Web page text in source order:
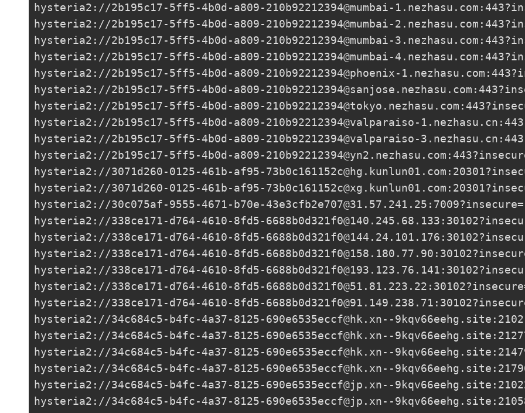
hysteria2://2b195c17-5ff5-4b0d-a809-210b92212394@mumbai-1.nezhasu.com
hysteria2://2b195c17-5ff5-4b0d-a809-210b92212394@mumbai-2.nezhasu.com
hysteria2://2b195c17-5ff5-4b0d-a809-210b92212394@mumbai-3.nezhasu.com
hysteria2://2b195c17-5ff5-4b0d-a809-210b92212394@mumbai-4.nezhasu.com
hysteria2://2b195c17-5ff5-4b0d-a809-210b92212394@phoenix-1.nezhasu.com
hysteria2://2b195c17-5ff5-4b0d-a809-210b92212394@sanjose.nezhasu.com
hysteria2://2b195c17-5ff5-4b0d-a809-210b92212394@tokyo.nezhasu.com
hysteria2://2b195c17-5ff5-4b0d-a809-210b92212394@valparaiso-1.nezhasu.cn
hysteria2://2b195c17-5ff5-4b0d-a809-210b92212394@valparaiso-3.nezhasu.cn
hysteria2://2b195c17-5ff5-4b0d-a809-210b92212394@yn2.nezhasu.com
hysteria2://3071d260-0125-461b-af95-73b0c161152c@hg.kunlun01.com
hysteria2://3071d260-0125-461b-af95-73b0c161152c@xg.kunlun01.com
hysteria2://30c075af-9555-4671-b70e-43e3cfb2e707@31.57.241.25
hysteria2://338ce171-d764-4610-8fd5-6688b0d321f0@140.245.68.133
hysteria2://338ce171-d764-4610-8fd5-6688b0d321f0@144.24.101.176
hysteria2://338ce171-d764-4610-8fd5-6688b0d321f0@158.180.77.90
hysteria2://338ce171-d764-4610-8fd5-6688b0d321f0@193.123.76.141
hysteria2://338ce171-d764-4610-8fd5-6688b0d321f0@51.81.223.22
hysteria2://338ce171-d764-4610-8fd5-6688b0d321f0@91.149.238.71
hysteria2://34c684c5-b4fc-4a37-8125-690e6535eccf@hk.xn--9kqv66eehg.site
hysteria2://34c684c5-b4fc-4a37-8125-690e6535eccf@hk.xn--9kqv66eehg.site
hysteria2://34c684c5-b4fc-4a37-8125-690e6535eccf@hk.xn--9kqv66eehg.site
hysteria2://34c684c5-b4fc-4a37-8125-690e6535eccf@hk.xn--9kqv66eehg.site
hysteria2://34c684c5-b4fc-4a37-8125-690e6535eccf@jp.xn--9kqv66eehg.site
hysteria2://34c684c5-b4fc-4a37-8125-690e6535eccf@jp.xn--9kqv66eehg.site